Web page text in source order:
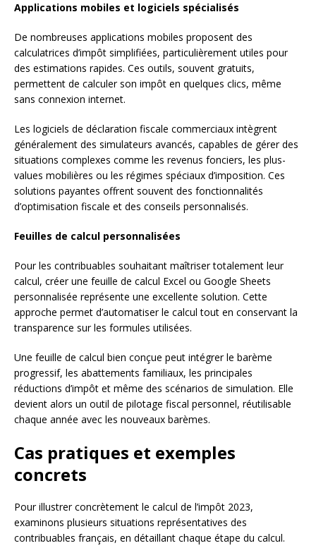
Applications mobiles et logiciels spécialisés
De nombreuses applications mobiles proposent des
calculatrices d’impôt simplifiées, particulièrement utiles pour
des estimations rapides. Ces outils, souvent gratuits,
permettent de calculer son impôt en quelques clics, même
sans connexion internet.
Les logiciels de déclaration fiscale commerciaux intègrent
généralement des simulateurs avancés, capables de gérer des
situations complexes comme les revenus fonciers, les plus-
values mobilières ou les régimes spéciaux d’imposition. Ces
solutions payantes offrent souvent des fonctionnalités
d’optimisation fiscale et des conseils personnalisés.
Feuilles de calcul personnalisées
Pour les contribuables souhaitant maîtriser totalement leur
calcul, créer une feuille de calcul Excel ou Google Sheets
personnalisée représente une excellente solution. Cette
approche permet d’automatiser le calcul tout en conservant la
transparence sur les formules utilisées.
Une feuille de calcul bien conçue peut intégrer le barème
progressif, les abattements familiaux, les principales
réductions d’impôt et même des scénarios de simulation. Elle
devient alors un outil de pilotage fiscal personnel, réutilisable
chaque année avec les nouveaux barèmes.
Cas pratiques et exemples
concrets
Pour illustrer concrètement le calcul de l’impôt 2023,
examinons plusieurs situations représentatives des
contribuables français, en détaillant chaque étape du calcul.